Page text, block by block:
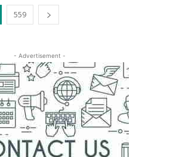
559
- Advertisement -